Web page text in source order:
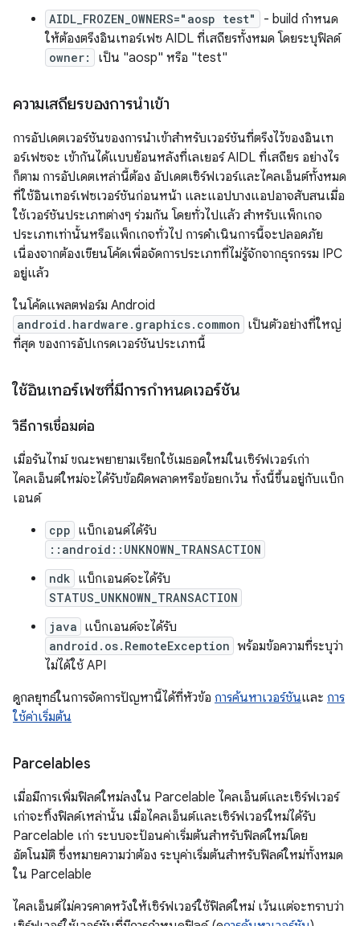
AIDL_FROZEN_OWNERS="aosp test"
- build กำหนด
ให้ต้องตรึงอินเทอร์เฟซ AIDL ที่เสถียรทั้งหมด โดยระบุฟิลด์
owner: เป็น "aosp" หรือ "test"
ความเสถียรของการนำเข้า
การอัปเดตเวอร์ชันของการนำเข้าสำหรับเวอร์ชันที่ตรึงไว้ของอินเท
อร์เฟซจะ เข้ากันได้แบบย้อนหลังที่เลเยอร์ AIDL ที่เสถียร อย่างไร
ก็ตาม การอัปเดตเหล่านี้ต้อง อัปเดตเซิร์ฟเวอร์และไคลเอ็นต์ทั้งหมด
ที่ใช้อินเทอร์เฟซเวอร์ชันก่อนหน้า และแอปบางแอปอาจสับสนเมื่อ
ใช้เวอร์ชันประเภทต่างๆ ร่วมกัน โดยทั่วไปแล้ว สำหรับแพ็กเกจ
ประเภทเท่านั้นหรือแพ็กเกจทั่วไป การดำเนินการนี้จะปลอดภัย
เนื่องจากต้องเขียนโค้ดเพื่อจัดการประเภทที่ไม่รู้จักจากธุรกรรม IPC
อยู่แล้ว
ในโค้ดแพลตฟอร์ม Android
android.hardware.graphics.common เป็นตัวอย่างที่ใหญ่
ที่สุด ของการอัปเกรดเวอร์ชันประเภทนี้
ใช้อินเทอร์เฟซที่มีการกำหนดเวอร์ชัน
วิธีการเชื่อมต่อ
เมื่อรันไทม์ ขณะพยายามเรียกใช้เมธอดใหม่ในเซิร์ฟเวอร์เก่า
ไคลเอ็นต์ใหม่จะได้รับข้อผิดพลาดหรือข้อยกเว้น ทั้งนี้ขึ้นอยู่กับแบ็ก
เอนด์
cpp แบ็กเอนด์ได้รับ
::android::UNKNOWN_TRANSACTION
ndk แบ็กเอนด์จะได้รับ
STATUS_UNKNOWN_TRANSACTION
java แบ็กเอนด์จะได้รับ
android.os.RemoteException พร้อมข้อความที่ระบุว่า
ไม่ได้ใช้ API
ดูกลยุทธ์ในการจัดการปัญหานี้ได้ที่หัวข้อ การค้นหาเวอร์ชันและ การ
ใช้ค่าเริ่มต้น
Parcelables
เมื่อมีการเพิ่มฟิลด์ใหม่ลงใน Parcelable ไคลเอ็นต์และเซิร์ฟเวอร์
เก่าจะทิ้งฟิลด์เหล่านั้น เมื่อไคลเอ็นต์และเซิร์ฟเวอร์ใหม่ได้รับ
Parcelable เก่า ระบบจะป้อนค่าเริ่มต้นสำหรับฟิลด์ใหม่โดย
อัตโนมัติ ซึ่งหมายความว่าต้อง ระบุค่าเริ่มต้นสำหรับฟิลด์ใหม่ทั้งหมด
ใน Parcelable
ไคลเอ็นต์ไม่ควรคาดหวังให้เซิร์ฟเวอร์ใช้ฟิลด์ใหม่ เว้นแต่จะทราบว่า